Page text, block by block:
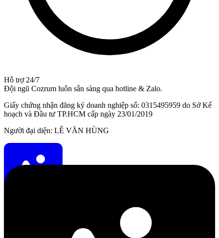
Hỗ trợ 24/7
Đội ngũ Cozrum luôn sẵn sàng qua hotline & Zalo.
Giấy chứng nhận đăng ký doanh nghiệp số: 0315495959 do Sở Kế
hoạch và Đầu tư TP.HCM cấp ngày 23/01/2019
Người đại diện: LÊ VĂN HÙNG